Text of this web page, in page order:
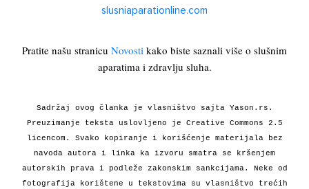
slusniaparationline.com
Pratite našu stranicu Novosti kako biste saznali više o slušnim
aparatima i zdravlju sluha.
Sadržaj ovog članka je vlasništvo sajta Yason.rs.
Preuzimanje teksta uslovljeno je Creative Commons 2.5
licencom. Svako kopiranje i korišćenje materijala bez
navoda autora i linka ka izvoru smatra se kršenjem
autorskih prava i podleže zakonskim sankcijama. Neke od
fotografija korištene u tekstovima su vlasništvo trećih